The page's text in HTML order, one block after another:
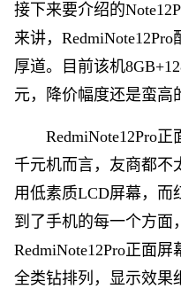
接下来要介绍的
来讲，
厚道。目前该机
元，降价幅度还是蛮高
RedmiNote12Pro
千元机而言，友商都不
用低素质LCD屏幕，而
到了手机的每一个方面
RedmiNote12Pro正面屏
全类钻排列，显示效果